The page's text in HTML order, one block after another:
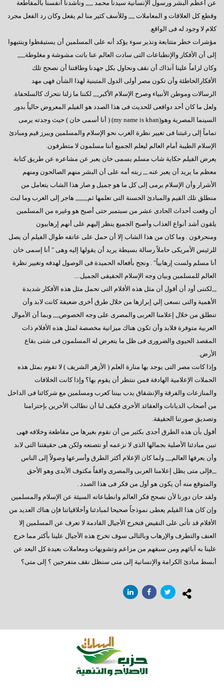
هل يطول الإنتظار ؟
السادات : رحيل مرسى كشف عن آفة مجتمعية خطيرة
إيران - ماذا ننتظر؟
ماذا بعد الإستفتاء ؟
هل يفاجئنا الرئيس ؟
سؤال يطرح نفسه
وجهة نظر فى ( الإرهاب – الفساد – الإهمال )
هل يفعلها الرئيس؟
السادات تعقيبا على إنجازات البرلمان في ثلاث سنوات
همسة للرئيس
فى إنتظار كلمة الرئيس بمناسبة قرب بدء عملية التصويت
رسالة إلى العقلاء
المعارضة الحائرة
إلى أين نتجه ؟
السادات: أخيراً انتهت المؤامرة الأمريكية
أكتوبر وآمال تتجدد
فى قلوبنا يا سيناء
العبادة الموحد ومطامع الإنتهازيين
أيدى تحمى وأخرى تبنى
الإعضاء ورؤيتهم للتأسيس
خايف على الثورة
مقال تم نشره في مجلة شتيرن الألمانية و التي تصدر أسبوعيا
عمال مصر ,, إنتظرتم طويلاً والقادم أفضل
شعب على شفا حفرة من نار
حزب الأقلية
رؤوس الأفاعى
عبود الزمر وليس الفاروق عمر
عن أعظم البشر ورسول الإنسانية سيدنا محمد ,,,,, وناشدنا أنفسنا بالمقاطعة
وقطع كل العلاقات و المعاملات ,,,, وللأسف كثير منا لم يفعل وكان رد الفعل مجرد
كلام لا وجود له فى الواقع.
مؤشرات خطر متتابعة ونذير سوء يؤكد أنه على المسلمين أن يستيقظوا وينتبهوا
إلى أن الأفكار والإنطباعات التى سادت العالم عنا باتت مشوشة و مغلوطة,,,,,
وكان لزاماً علينا آنذاك أن نقف ونحاول بكل جهدنا وطاقتنا أن نصحح تلك
الأفكارالخاطئة وأن تكون مصر أولى الدول المتبنية لهذا الشأن فهى مهد
الرسالات وموطن الأنبياء وصرح الإسلام الأكبر,,,, لكننا ما زلنا نتحرك كالسلحفاة.
ولعل ما كان أحد دوافعى للحديث فى هذا الصدد هو الفيلم المعروض حالياً بدور
السينما المصرية وهو(my name is khan) ( أنا أسمى خان ) حيث وجدته يرمى
تماماً إلى رغبتنا فى تغيير نظرة الغرب نحو الإسلام والمسلمين ويبرز قيم ومبادئ
الإسلام الطيبة أمام العالم ليعلم الجميع أننا مسلمون لا متطرفون.
يعرض الفيلم حكاية شاب مسلم يسمى خان يعبر عن مشاعره عن طريق كتابة
معظم ما يريد أن يعبر عنه.,,, ربته أمه على أن البشر منهم الصالحون ومنهم
الأشرار وأن الإسلام يرمى إلى كل ما هو جميل و صار هذا الشاب يتعامل من
منطلق تلك القيم والمبادئ الحسنة التى تعلمها ثم,,,,,,,, هاجر إلى الغرب وما لبث
أن وقعت أحداث الحادى عشر من سبتمبر حتى أصبح هو وغيره من المسلمين
يلقون أشد أنواع العذاب وأصبح الجميع ينظر إليهم على أنهم إرهابيون
ومنحرفون . وما كان من هذا الشاب إلا أن حمل على عاتقه طوال الفيلم أن يصل
للرئيس الأمريكى حاملاً رسالة بسيطة يريد أن يقولها إليه وهى " أنا إسمى خان
أنا مسلم ولست إرهابياً" . ونجح بأفعاله الحميدة فى الوصول لهدفه وتغيير نظرة
العالم للمسلمين وبيان وجه الإسلام الحقيقى الجميل....
,,,لكننى أود أن أقول أن مثل هذه الأفلام التى تحمل مثل هذه الأفكار شديدة
الأهمية والتى نسعى إلي إبرازها من خلال طرق أخرى ضعيفة كانت لابد وأن
تنطلق من خلال إعلامنا العربى والمصرى على وجه الخصوص,,,, وبما أن الأموال
العربية متوفرة فلابد وأن تكون هناك ميزانية مخصصة لمثل هذه الأفلام ذات
المقصد الحيوى والضرورى فى ظل ما يتعرض له المسلمون فى شتى بقاع
الأرض.
وإذا كانت مصر التى يوجد بها منارة العلم ( الأزهر الشريف ) لا تقوم بمثل هذه
الحملات الإعلامية الهادفة فمن ننتظر أن يقوم بها؟ وإذا كانت الخلافات
والمنازعات والفرقة والإنشقاق يدب بيننا كعرب ومسلمين مع شركائنا فى الداخل
من أصحاب الديانات والعقائد الأخرى فكيف لنا أن نطالب الأخرين بإحترامنا
وتصديق صورتنا الحقيقة.
أقول بأن هذه الطرق أجدى بكثير من أن نقوم بغيرها من مقاطعة وخلافه فهى
تبين مبادئنا الأصلية بجمالها الذى لا نزعمه أو نتصنعه ولكن هى حقيقتنا التى لابد
وأن يعرفها العالم,,,, ولما كان الإعلام أكثر الطرق وأسرعها وصولاً إلى الناس
,,,فإلى متى يظل إعلامنا العربى والمصرى واقفاً مكتوف الأيدى وهو الأحق
والمتوقع منه أن يكون هو أول من فكر فى هذا الصدد .
ولقد حان دورنا لأن نصحح فكر العالم وانطباعاته السيئة عن الإسلام والمسلمين
وإن كان هذا الفيلم يعطى نموذجاً صحيحا لمبادئنا وأخلاقياتنا فإن هناك العديد من
الأفلام قد تأتى على النقيض فتخرج الأجيال القادمة لا تعرف عن المسلمين إلا
العنف والتطرف والإرهاب وبالتالى سوف تخرج هذه الأجيال علينا بأكثر مما خرج
علينا به آبائهم ومن سبقهم من مزاعم وتشويهات ومعاملات بعيدة كل البعد عن
أبسط مبادئ الكرامة والإنسانية إلى متى سنظل نقف متفرجين ؟ إلى متى؟